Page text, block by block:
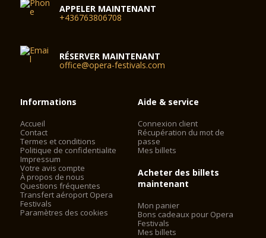
APPELER MAINTENANT
+436763806708
RÉSERVER MAINTENANT
office@opera-festivals.com
Informations
Accueil
Contact
Termes et conditions
Politique de confidentialite
Impressum
Votre avis compte
À propos de nous
Questions fréquentes
Transfert aéroport Opera
Festivals
Paramètres des cookies
Aide & service
Connexion client
Récupération du mot de
passe
Mes billets
Acheter des billets
maintenant
Mon panier
Bons cadeaux pour Opera
Festivals
Mes billets